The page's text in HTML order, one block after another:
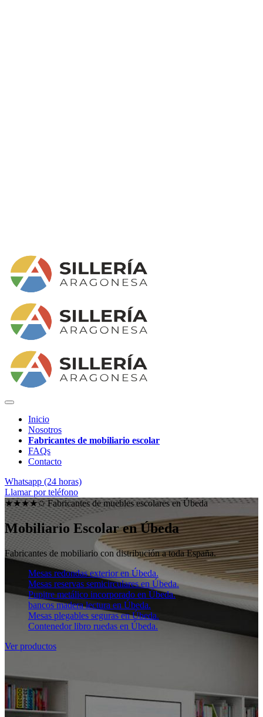
Inicio
Nosotros
Fabricantes de mobiliario escolar
FAQs
Contacto
Whatsapp (24 horas)
Llamar por teléfono
★★★★✩ Fabricantes de muebles escolares enÚbeda
Mobiliario Escolar en Úbeda
Fabricantes de mobiliario con distribución a toda España.
Mesas redondas exterior en Úbeda.
Mesas reservas semicirculares en Úbeda.
Pupitre metálico incorporado en Úbeda.
bancos madera lectura en Úbeda.
Mesas plegables seguras en Úbeda.
Contenedor libro ruedas en Úbeda.
Ver productos